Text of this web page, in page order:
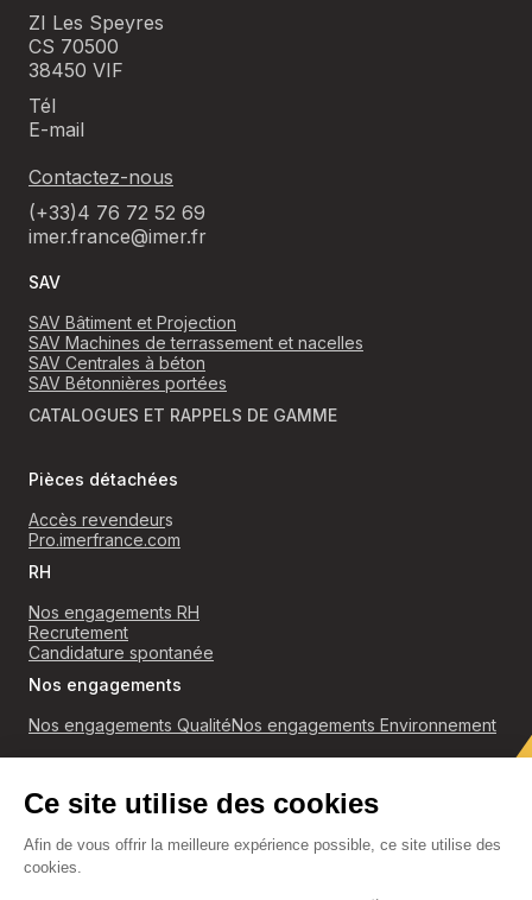
ZI Les Speyres
CS 70500
38450 VIF
Tél
E-mail
Contactez-nous
(+33)4 76 72 52 69
imer.france@imer.fr
SAV
SAV Bâtiment et Projection
SAV Machines de terrassement et nacelles
SAV Centrales à béton
SAV Bétonnières portées
CATALOGUES ET RAPPELS DE GAMME
Pièces détachées
Accès revendeurs
Pro.imerfrance.com
RH
Nos engagements RH
Recrutement
Candidature spontanée
Nos engagements
Nos engagements QualitéNos engagements Environnement
Politique de confidentialité et cookies
Mentions légales